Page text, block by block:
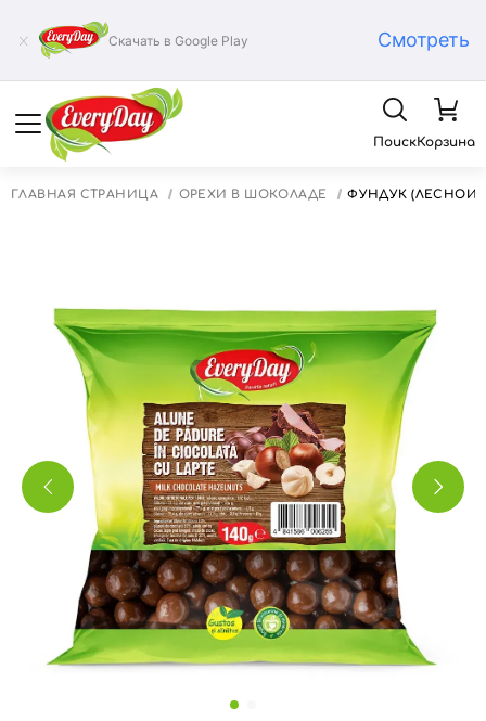
Скачать в Google Play Смотреть
ПоискКорзина
ГЛАВНАЯ СТРАНИЦА ОРЕХИ В ШОКОЛАДЕ ФУНДУК (ЛЕСНОЙ